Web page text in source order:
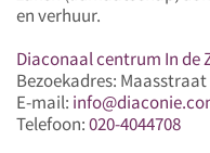
en verhuur.
Diaconaal centrum In de
Bezoekadres:
E-mail:
Telefoon:020-4044708